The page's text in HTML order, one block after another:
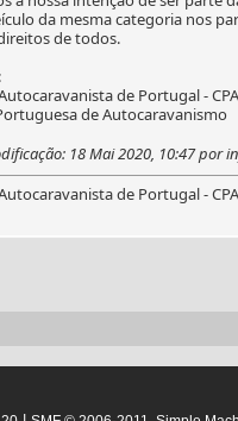
da mesma categoria nos
de todos.
de Portugal - CPA
de Autocaravanismo
18 Mai 2020, 10:47 por
de Portugal - CPA